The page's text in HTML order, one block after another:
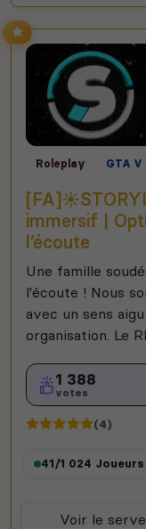
Roleplay GTA V
immersif |
l’écoute
Une famille
l'écoute ! Nous
avec un sens
organisation. Le
1 388
votes
(4)
41/1 024 Joueurs
Voir le